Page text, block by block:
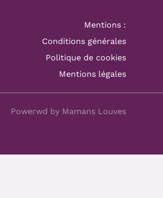
Mentions :
Conditions générales
Politique de cookies
Mentions légales
Powerwd by Mamans Louves